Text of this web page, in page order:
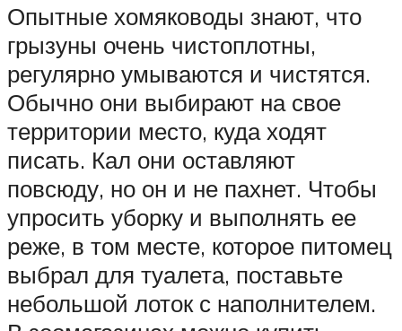
Опытные хомяководы знают, что
грызуны очень чистоплотны,
регулярно умываются и чистятся.
Обычно они выбирают на свое
территории место, куда ходят
писать. Кал они оставляют
повсюду, но он и не пахнет. Чтобы
упросить уборку и выполнять ее
реже, в том месте, которое питомец
выбрал для туалета, поставьте
небольшой лоток с наполнителем.